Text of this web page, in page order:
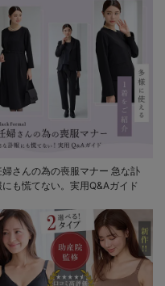
婦さんの為の喪服マナー 急な訃
にも慌てない。実用Q&Aガイド